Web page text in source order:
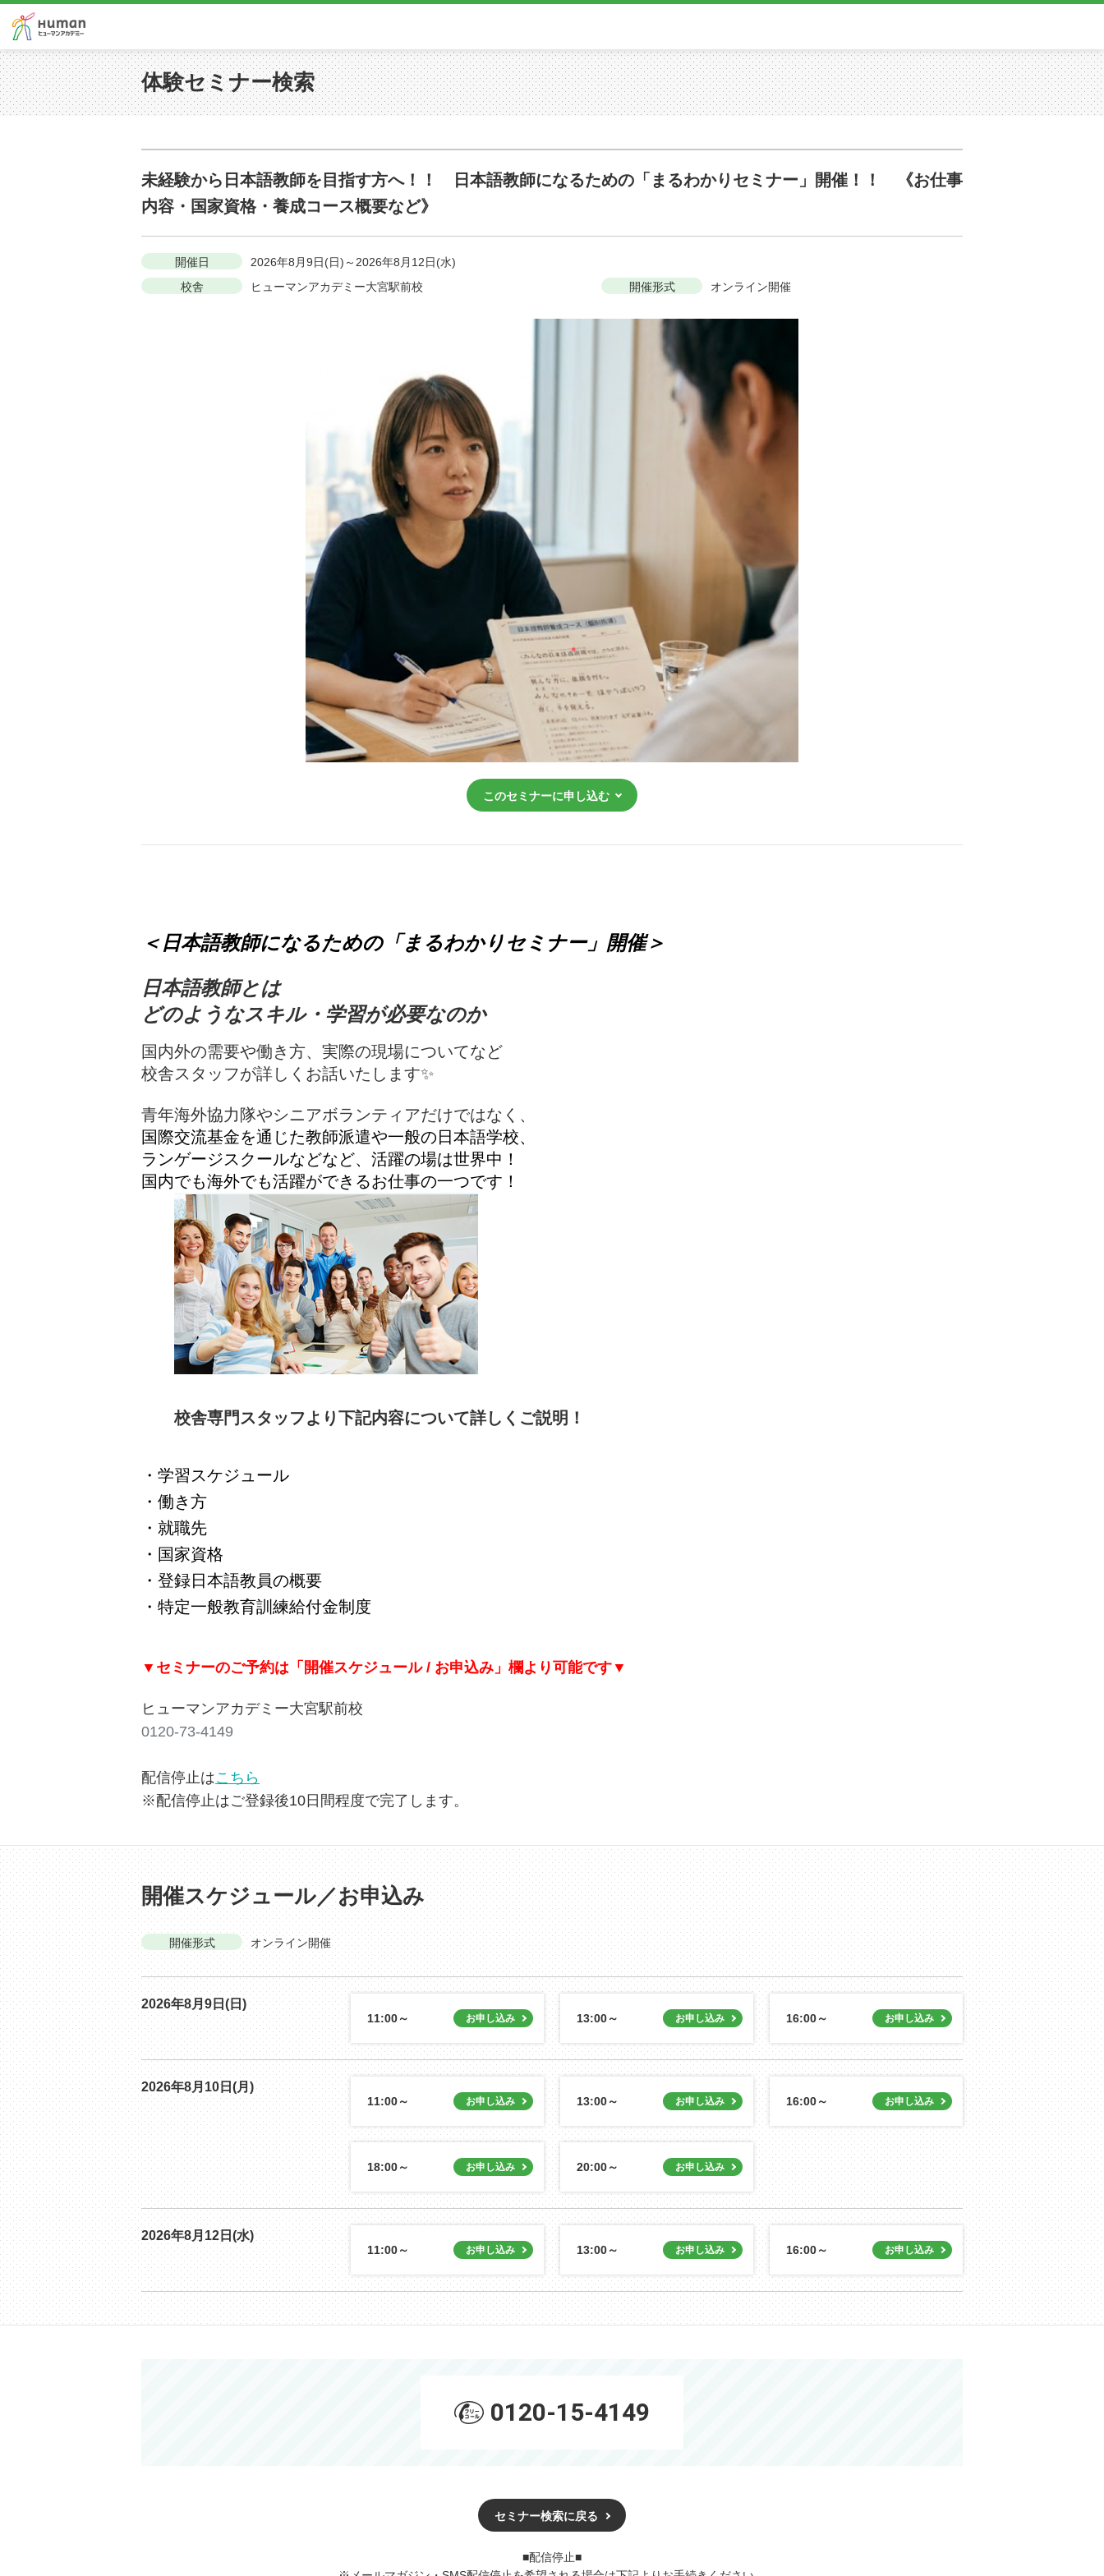
体験セミナー検索
未経験から日本語教師を目指す方へ！！ 日本語教師になるための「まるわかりセミナー」開催！！ 《お仕事
内容・国家資格・養成コース概要など》
開催日
2026年8月9日(日)～2026年8月12日(水)
校舎
ヒューマンアカデミー大宮駅前校 開催形式 オンライン開催
このセミナーに申し込む
＜日本語教師になるための「まるわかりセミナー」開催＞
日本語教師とは
どのようなスキル・学習が必要なのか
国内外の需要や働き方、実際の現場についてなど
校舎スタッフが詳しくお話いたします✨
青年海外協力隊やシニアボランティアだけではなく、
国際交流基金を通じた教師派遣や一般の日本語学校、
ランゲージスクールなどなど、活躍の場は世界中！
国内でも海外でも活躍ができるお仕事の一つです！
校舎専門スタッフより下記内容について詳しくご説明！
・学習スケジュール
・働き方
・就職先
・国家資格
・登録日本語教員の概要
・特定一般教育訓練給付金制度
▼セミナーのご予約は「開催スケジュール / お申込み」欄より可能です▼
ヒューマンアカデミー大宮駅前校
0120-73-4149
配信停止はこちら
※配信停止はご登録後10日間程度で完了します。
開催スケジュール／お申込み
開催形式 オンライン開催
2026年8月9日(日)
11:00～ 13:00～ 16:00～
2026年8月10日(月)
11:00～ 13:00～ 16:00～
18:00～ 20:00～
2026年8月12日(水)
11:00～ 13:00～ 16:00～
0120-15-4149
セミナー検索に戻る
■配信停止■